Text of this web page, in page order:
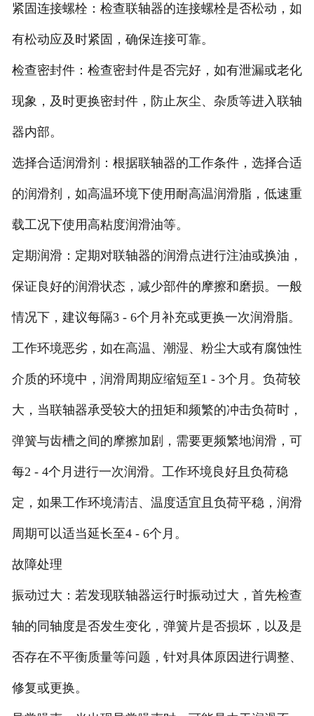
‌紧固连接螺栓‌：检查联轴器的连接螺栓是否松动，如
有松动应及时紧固，确保连接可靠。
‌检查密封件‌：检查密封件是否完好，如有泄漏或老化
现象，及时更换密封件，防止灰尘、杂质等进入联轴
器内部。
‌选择合适润滑剂‌：根据联轴器的工作条件，选择合适
的润滑剂，如高温环境下使用耐高温润滑脂，低速重
载工况下使用高粘度润滑油等。
‌定期润滑‌：定期对联轴器的润滑点进行注油或换油，
保证良好的润滑状态，减少部件的摩擦和磨损。一般
情况下，建议每隔3 - 6个月补充或更换一次润滑脂。
工作环境恶劣，如在高温、潮湿、粉尘大或有腐蚀性
介质的环境中，润滑周期应缩短至1 - 3个月。负荷较
大，当联轴器承受较大的扭矩和频繁的冲击负荷时，
弹簧与齿槽之间的摩擦加剧，需要更频繁地润滑，可
每2 - 4个月进行一次润滑。工作环境良好且负荷稳
定，如果工作环境清洁、温度适宜且负荷平稳，润滑
周期可以适当延长至4 - 6个月。
故障处理
‌振动过大‌：若发现联轴器运行时振动过大，首先检查
轴的同轴度是否发生变化，弹簧片是否损坏，以及是
否存在不平衡质量等问题，针对具体原因进行调整、
修复或更换。